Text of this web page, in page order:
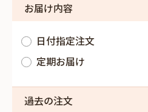
お届け内容
日付指定注文
定期お届け
過去の注文